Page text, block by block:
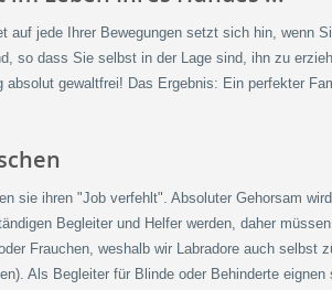
jede Ihrer Bewegungen setzt sich hin, wenn
so dass Sie selbst in der Lage sind, ihn zu
gewaltfrei! Das Ergebnis: Ein perfekter
sie ihren "Job verfehlt". Absoluter Gehorsam
Begleiter und Helfer werden, daher
Frauchen, weshalb wir Labradore auch selbst
Als Begleiter für Blinde oder Behinderte